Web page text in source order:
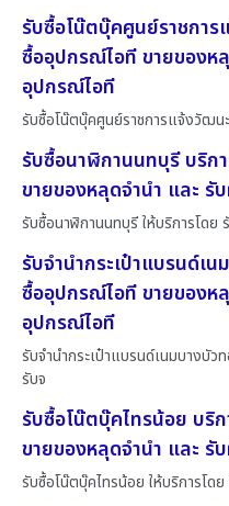
รับซื้อโน๊ตบุ๊คศูนย์ราชการ
ซื้ออุปกรณ์ไอที ขายของห
อุปกรณ์ไอที
รับซื้อโน๊ตบุ๊คศูนย์ราชการแจ้งวัฒน
รับซื้อนาฬิกานนทบุรี บริก
ขายของหลุดจำนำ และ
รับซื้อนาฬิกานนทบุรี ให้บริการโดย
รับจำนำกระเป๋าแบรนด์เ
ซื้ออุปกรณ์ไอที ขายของห
อุปกรณ์ไอที
รับจำนำกระเป๋าแบรนด์เนมบางบัว
รับจ
รับซื้อโน๊ตบุ๊คไทรน้อย บริ
ขายของหลุดจำนำ และ
รับซื้อโน๊ตบุ๊คไทรน้อย ให้บริการโด